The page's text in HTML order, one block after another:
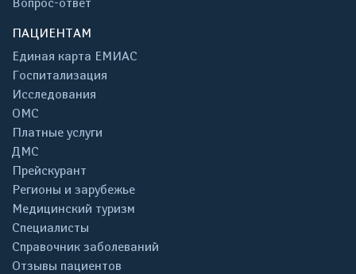
ПАЦИЕНТАМ
Единая карта ЕМИАС
Госпитализация
Исследования
ОМС
Платные услуги
ДМС
Прейскурант
Регионы и зарубежье
Медицинский туризм
Специалисты
Справочник заболеваний
Отзывы пациентов